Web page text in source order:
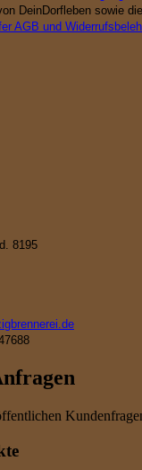
DeinDorfleben sowie
AGB und
8195